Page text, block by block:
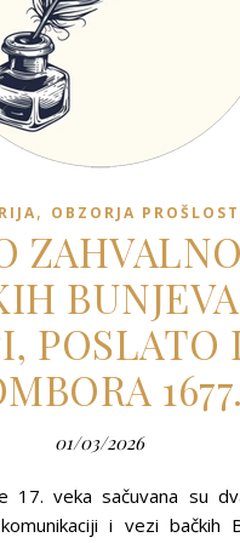
, OBZORJA
POSLATO
1677.
01/03/2026
i vezi bačkih